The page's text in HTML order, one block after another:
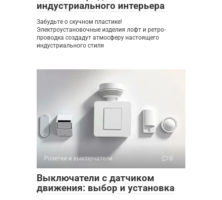
индустриального интерьера
Забудьте о скучном пластике!
Электроустановочные изделия лофт и ретро-
проводка создадут атмосферу настоящего
индустриального стиля
Розетки и выключатели 0
Выключатели с датчиком
движения: выбор и установка